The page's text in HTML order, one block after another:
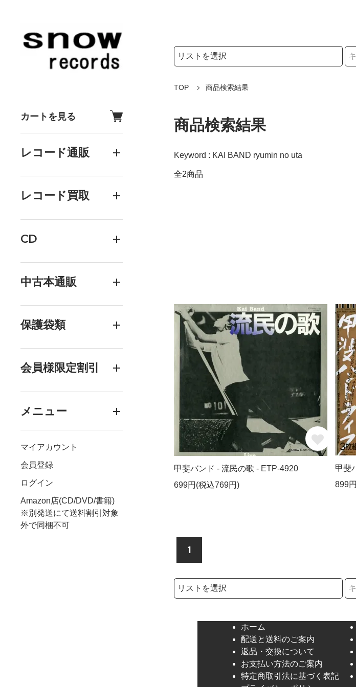
カートを見る
レコード通販
レコード買取
CD
中古本通販
保護袋類
会員様限定割引
メニュー
マイアカウント
会員登録
ログイン
Amazon店(CD/DVD/書籍)
※別発送にて送料割引対象
外で同梱不可
検索リストの選択
TOP 商品検索結果
商品検索結果
Keyword : KAI BAND ryumin no uta
全2商品
甲斐バンド - 流民の歌 - ETP-4920
699円(税込769円)
甲斐
899
1
検索リストの選択
ホーム
配送と送料のご案内
返品・交換について
お支払い方法のご案内
特定商取引法に基づく表記